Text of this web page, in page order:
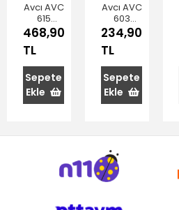
Avcı AVC
615
Yakamoz
Tatlı
Kaşığı
12'li
468,90
TL
Sepete
Ekle
Avcı AVC
603
Yakamoz
Tatlı
Kaşığı
14,5 cm
6'lı
234,90
TL
Sepete
Ekle